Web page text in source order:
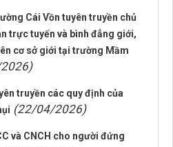
Cái Vồn tuyên truyền chủ
trực tuyến và bình đẳng giới,
cơ sở giới tại trường Mầm
truyền các quy định của
(22/04/2026)
và CNCH cho người đứng